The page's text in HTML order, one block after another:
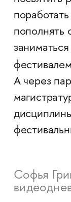
пополнять
А через
Софья